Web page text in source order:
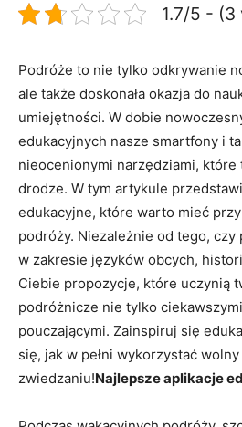
1.7/5 - (3
Podróże to ‍nie tylko odkrywanie‌
ale ‌także doskonała ‍okazja do
umiejętności. ‌W ⁢dobie‌
edukacyjnych nasze⁣ smartfony i
nieocenionymi narzędziami,⁤ które
‍drodze. W tym artykule
edukacyjne, które warto ‍mieć
podróży. Niezależnie od tego,⁢ czy
w zakresie ⁢języków obcych,
Ciebie propozycje,⁤ które uczynią⁢
podróżnicze⁢ nie⁤ tylko
pouczającymi. ‍Zainspiruj ⁣się⁢
się, jak w pełni wykorzystać
zwiedzaniu!Najlepsze aplikacje